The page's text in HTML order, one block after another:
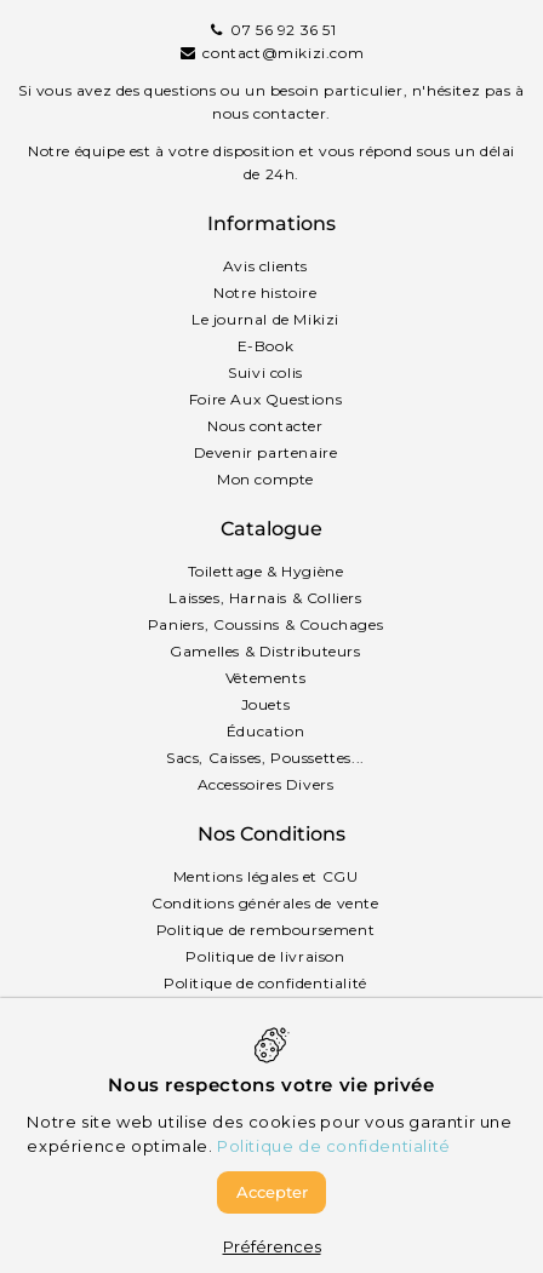
07 56 92 36 51
contact@mikizi.com
Si vous avez des questions ou un besoin particulier, n'hésitez pas à
nous contacter.
Notre équipe est à votre disposition et vous répond sous un délai
de 24h.
Informations
Avis clients
Notre histoire
Le journal de Mikizi
E-Book
Suivi colis
Foire Aux Questions
Nous contacter
Devenir partenaire
Mon compte
Catalogue
Toilettage & Hygiène
Laisses, Harnais & Colliers
Paniers, Coussins & Couchages
Gamelles & Distributeurs
Vêtements
Jouets
Éducation
Sacs, Caisses, Poussettes...
Accessoires Divers
Nos Conditions
Mentions légales et CGU
Conditions générales de vente
Politique de remboursement
Politique de livraison
Politique de confidentialité
Français
© 2026 Mikizi - Tous droits réservés
Nous respectons votre vie privée
Notre site web utilise des cookies pour vous garantir une
expérience optimale.
Politique de confidentialité
Accepter
Préférences